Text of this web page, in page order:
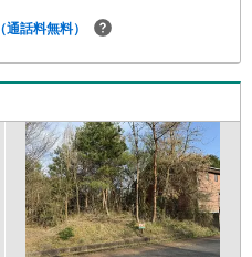
（通話料無料）